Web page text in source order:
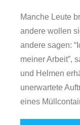
Manche Leute
andere wollen
andere sagen:
meiner Arbeit”,
und Helmen
unerwartete
eines